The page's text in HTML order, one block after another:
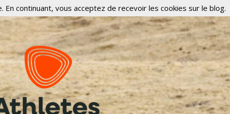
continuant, vous acceptez de recevoir les cookies sur le blog.